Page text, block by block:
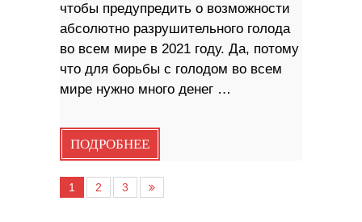
чтобы предупредить о возможности
абсолютно разрушительного голода
во всем мире в 2021 году. Да, потому
что для борьбы с голодом во всем
мире нужно много денег …
ПОДРОБНЕЕ
1 2 3